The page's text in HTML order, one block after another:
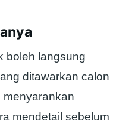
boleh langsung
ditawarkan calon
menyarankan
mendetail sebelum